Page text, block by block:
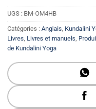
UGS : BM-OM4HB
Catégories : Anglais, Kundalini
Livres, Livres et manuels,
de Kundalini Yoga